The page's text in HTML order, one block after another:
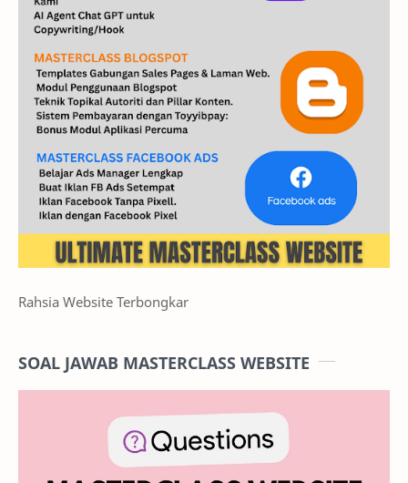
Rahsia Website Terbongkar
SOAL JAWAB MASTERCLASS WEBSITE